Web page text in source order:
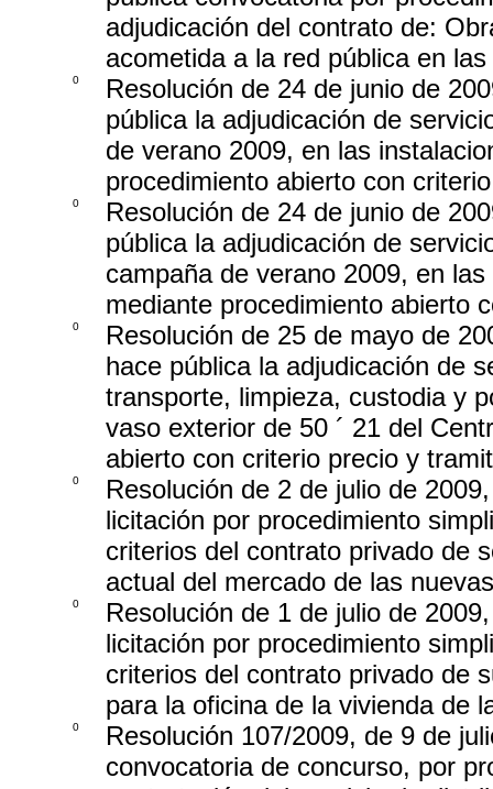
adjudicación del contrato de:
acometida a la red pública en
0
Resolución de 24 de junio de
pública la adjudicación de
de verano 2009, en las
procedimiento abierto con
0
Resolución de 24 de junio de
pública la adjudicación de
campaña de verano 2009, en
mediante procedimiento abierto
0
Resolución de 25 de mayo de
hace pública la adjudicación de
transporte, limpieza, custodia y
vaso exterior de 50 ´ 21 del
abierto con criterio precio y
0
Resolución de 2 de julio de
licitación por procedimiento
criterios del contrato privado de
actual del mercado de las
0
Resolución de 1 de julio de
licitación por procedimiento
criterios del contrato privado de
para la oficina de la vivienda de
0
Resolución 107/2009, de 9 de
convocatoria de concurso, por